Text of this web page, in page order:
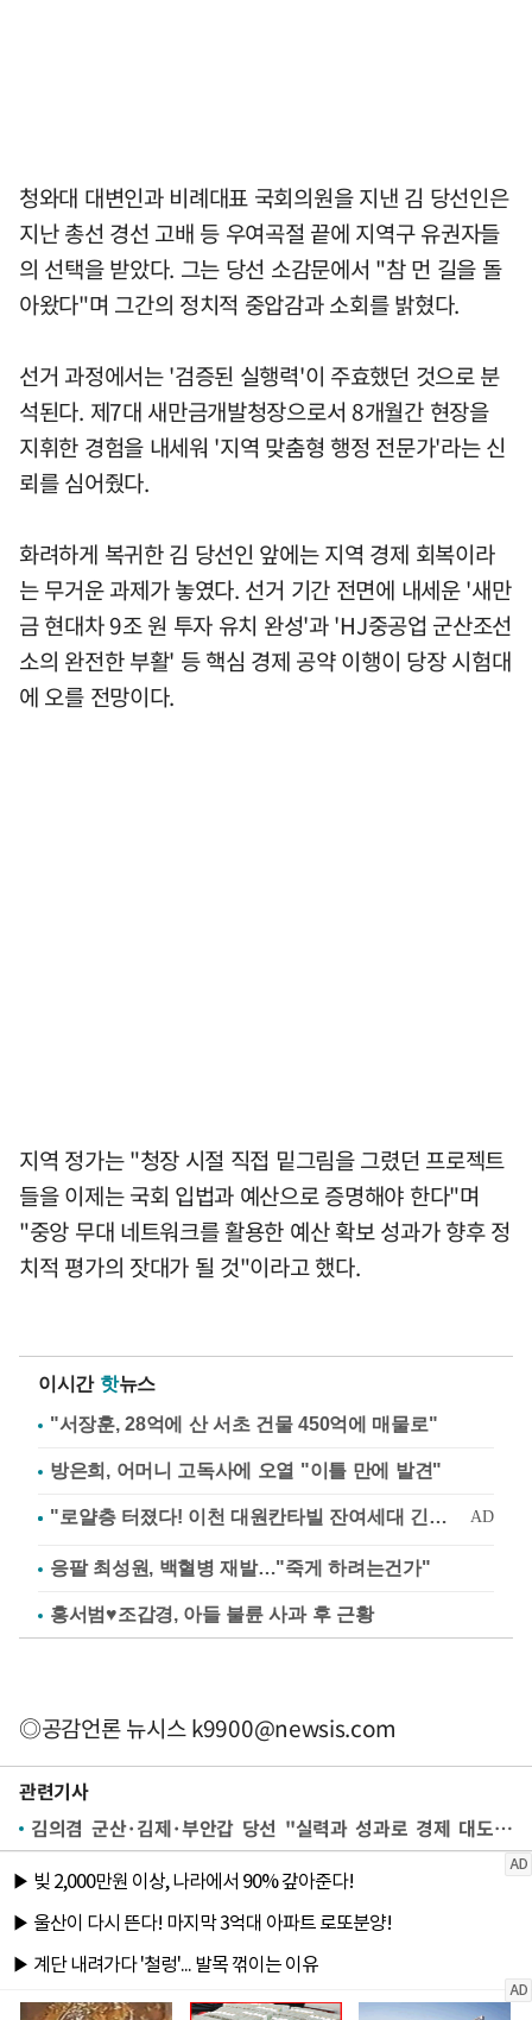
청와대 대변인과 비례대표 국회의원을 지낸 김 당선인은
지난 총선 경선 고배 등 우여곡절 끝에 지역구 유권자들
의 선택을 받았다. 그는 당선 소감문에서 "참 먼 길을 돌
아왔다"며 그간의 정치적 중압감과 소회를 밝혔다.
선거 과정에서는 '검증된 실행력'이 주효했던 것으로 분
석된다. 제7대 새만금개발청장으로서 8개월간 현장을
지휘한 경험을 내세워 '지역 맞춤형 행정 전문가'라는 신
뢰를 심어줬다.
화려하게 복귀한 김 당선인 앞에는 지역 경제 회복이라
는 무거운 과제가 놓였다. 선거 기간 전면에 내세운 '새만
금 현대차 9조 원 투자 유치 완성'과 'HJ중공업 군산조선
소의 완전한 부활' 등 핵심 경제 공약 이행이 당장 시험대
에 오를 전망이다.
지역 정가는 "청장 시절 직접 밑그림을 그렸던 프로젝트
들을 이제는 국회 입법과 예산으로 증명해야 한다"며
"중앙 무대 네트워크를 활용한 예산 확보 성과가 향후 정
치적 평가의 잣대가 될 것"이라고 했다.
이시간 핫뉴스
"서장훈, 28억에 산 서초 건물 450억에 매물로"
방은희, 어머니 고독사에 오열 "이틀 만에 발견"
응팔 최성원, 백혈병 재발…"죽게 하려는건가"
홍서범♥조갑경, 아들 불륜 사과 후 근황
◎공감언론 뉴시스k9900@newsis.com
관련기사
김의겸 군산·김제·부안갑 당선 "실력과 성과로 경제 대도약 이끌겠다"